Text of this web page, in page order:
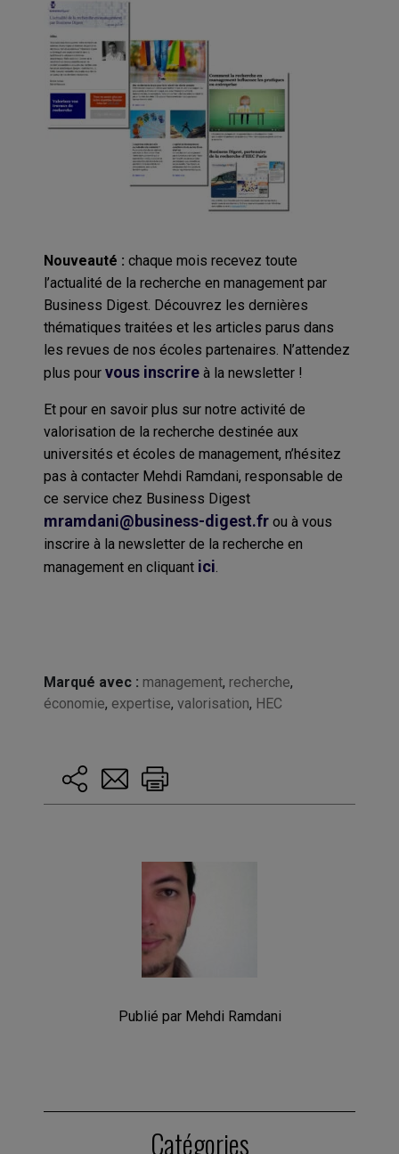
Nouveauté : chaque mois recevez toute
l’actualité de la recherche en management par
Business Digest. Découvrez les dernières
thématiques traitées et les articles parus dans
les revues de nos écoles partenaires. N’attendez
plus pour vous inscrireà la newsletter !
Et pour en savoir plus sur notre activité de
valorisation de la recherche destinée aux
universités et écoles de management, n’hésitez
pas à contacter Mehdi Ramdani, responsable de
ce service chez Business Digest
mramdani@business-digest.frou à vous
inscrire à la newsletter de la recherche en
management en cliquant ici
Marqué avec : management, recherche,
économie, expertise, valorisation, HEC
Publié par Mehdi Ramdani
Catégories